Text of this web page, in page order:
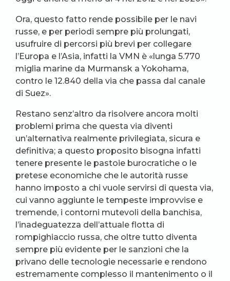
Ora, questo fatto rende possibile per le navi
russe, e per periodi sempre più prolungati,
usufruire di percorsi più brevi per collegare
l’Europa e l’Asia, infatti la VMN è «lunga 5.770
miglia marine da Murmansk a Yokohama,
contro le 12.840 della via che passa dal canale
di Suez».
Restano senz’altro da risolvere ancora molti
problemi prima che questa via diventi
un’alternativa realmente privilegiata, sicura e
definitiva; a questo proposito bisogna infatti
tenere presente le pastoie burocratiche o le
pretese economiche che le autorità russe
hanno imposto a chi vuole servirsi di questa via,
cui vanno aggiunte le tempeste improvvise e
tremende, i contorni mutevoli della banchisa,
l’inadeguatezza dell’attuale flotta di
rompighiaccio russa, che oltre tutto diventa
sempre più evidente per le sanzioni che la
privano delle tecnologie necessarie e rendono
estremamente complesso il mantenimento o il